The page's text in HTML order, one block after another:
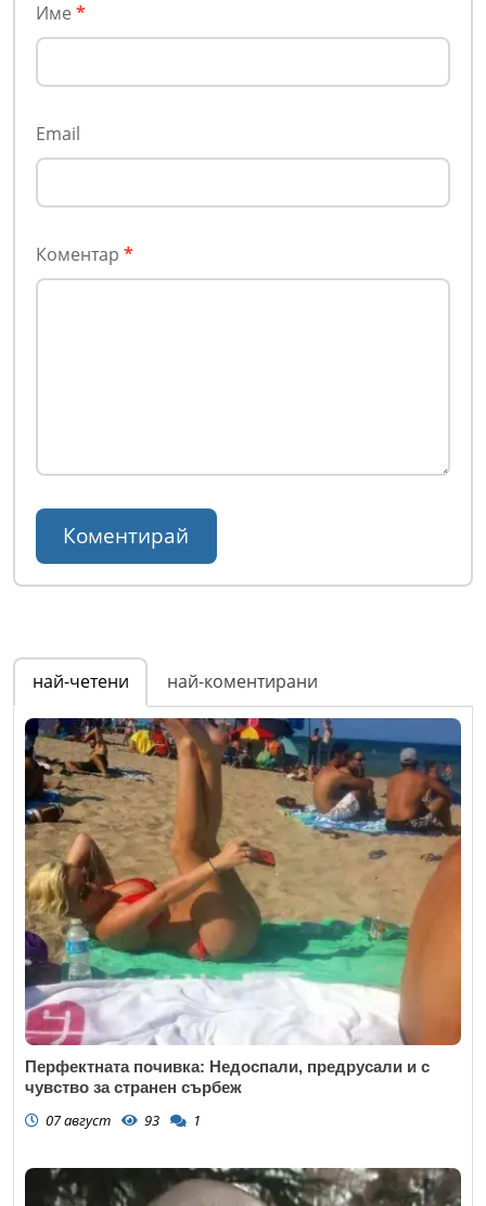
Име *
Email
Коментар *
най-четени най-коментирани
Перфектната почивка: Недоспали, предрусали и с
чувство за странен сърбеж
07 август 93 1